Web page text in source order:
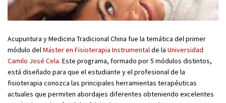
Acupuntura y Medicina Tradicional China fue la temática del primer
módulo delMáster en Fisioterapia Instrumentalde la Universidad
Camilo José Cela. Este programa, formado por 5 módulos distintos,
está diseñado para que el estudiante y el profesional de la
fisioterapia conozca las principales herramientas terapéuticas
actuales que permiten abordajes diferentes obteniendo excelentes